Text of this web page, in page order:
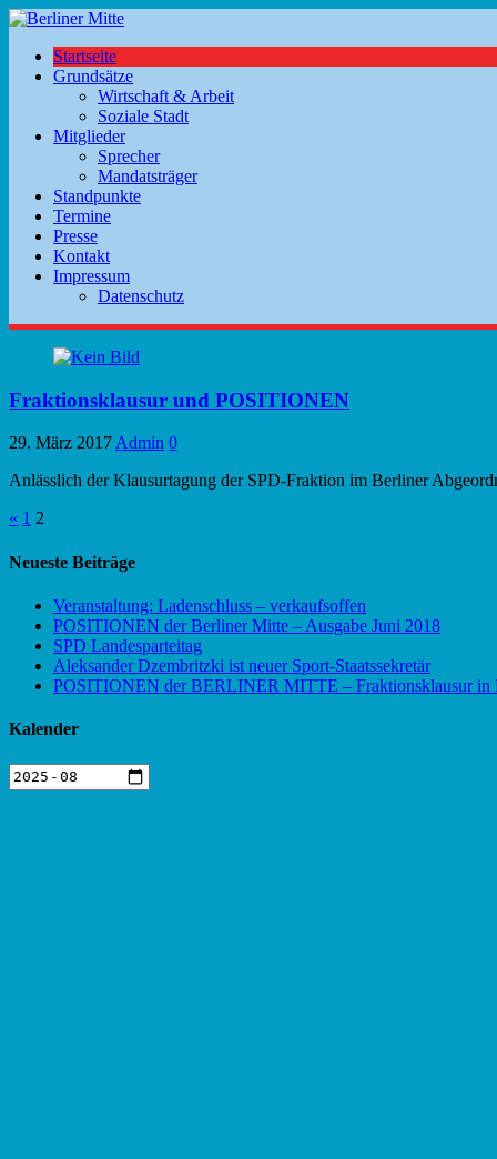
Startseite
Grundsätze
Wirtschaft & Arbeit
Soziale Stadt
Mitglieder
Sprecher
Mandatsträger
Standpunkte
Termine
Presse
Kontakt
Impressum
Datenschutz
Fraktionsklausur und POSITIONEN
29. März 2017Admin 0
Anlässlich der Klausurtagung der SPD-Fraktion im Berliner
Seitennummerierung
der
« 1 2
Neueste Beiträge
Veranstaltung: Ladenschluss – verkaufsoffen
POSITIONEN der Berliner Mitte – Ausgabe Juni 2018
SPD Landesparteitag
Aleksander Dzembritzki ist neuer Sport-Staatssekretär
POSITIONEN der BERLINER MITTE – Fraktionsklausur in
Kalender